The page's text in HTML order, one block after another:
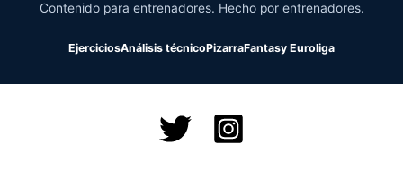
Contenido para entrenadores. Hecho por entrenadores.
EjerciciosAnálisis técnicoPizarraFantasy Euroliga